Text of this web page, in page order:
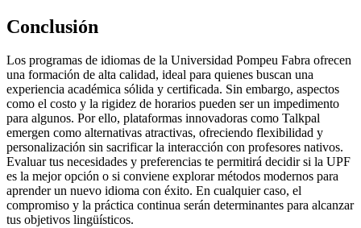
Conclusión
Los programas de idiomas de la Universidad Pompeu Fabra ofrecen
una formación de alta calidad, ideal para quienes buscan una
experiencia académica sólida y certificada. Sin embargo, aspectos
como el costo y la rigidez de horarios pueden ser un impedimento
para algunos. Por ello, plataformas innovadoras como Talkpal
emergen como alternativas atractivas, ofreciendo flexibilidad y
personalización sin sacrificar la interacción con profesores nativos.
Evaluar tus necesidades y preferencias te permitirá decidir si la UPF
es la mejor opción o si conviene explorar métodos modernos para
aprender un nuevo idioma con éxito. En cualquier caso, el
compromiso y la práctica continua serán determinantes para alcanzar
tus objetivos lingüísticos.